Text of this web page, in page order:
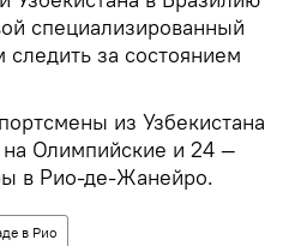
специализированный
следить за состоянием
из Узбекистана
Олимпийские и 24 —
в Рио-де-Жанейро.
в Рио